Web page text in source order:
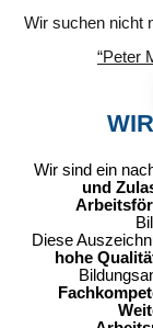
Wir suchen nicht
“Peter
Wir sind ein
und
Diese
hohe